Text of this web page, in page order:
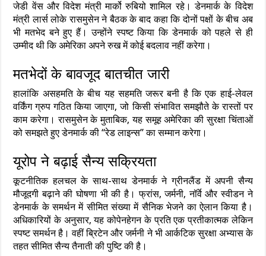
जेडी वेंस और विदेश मंत्री मार्को रुबियो शामिल रहे। डेनमार्क के विदेश
मंत्री लार्स लोके रासमुसेन ने बैठक के बाद कहा कि दोनों पक्षों के बीच अब
भी मतभेद बने हुए हैं। उन्होंने स्पष्ट किया कि डेनमार्क को पहले से ही
उम्मीद थी कि अमेरिका अपने रुख में कोई बदलाव नहीं करेगा।
मतभेदों के बावजूद बातचीत जारी
हालांकि असहमति के बीच यह सहमति जरूर बनी है कि एक हाई-लेवल
वर्किंग ग्रुप गठित किया जाएगा, जो किसी संभावित समझौते के रास्तों पर
काम करेगा। रासमुसेन के मुताबिक, यह समूह अमेरिका की सुरक्षा चिंताओं
को समझते हुए डेनमार्क की “रेड लाइन्स” का सम्मान करेगा।
यूरोप ने बढ़ाई सैन्य सक्रियता
कूटनीतिक हलचल के साथ-साथ डेनमार्क ने ग्रीनलैंड में अपनी सैन्य
मौजूदगी बढ़ाने की घोषणा भी की है। फ्रांस, जर्मनी, नॉर्वे और स्वीडन ने
डेनमार्क के समर्थन में सीमित संख्या में सैनिक भेजने का ऐलान किया है।
अधिकारियों के अनुसार, यह कोपेनहेगन के प्रति एक प्रतीकात्मक लेकिन
स्पष्ट समर्थन है। वहीं ब्रिटेन और जर्मनी ने भी आर्कटिक सुरक्षा अभ्यास के
तहत सीमित सैन्य तैनाती की पुष्टि की है।